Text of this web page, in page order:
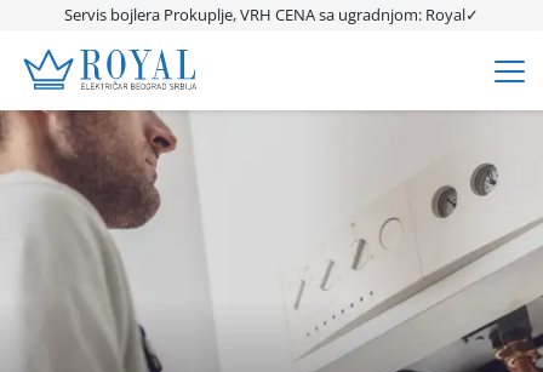
Servis bojlera Prokuplje, VRH CENA sa ugradnjom: Royal✓